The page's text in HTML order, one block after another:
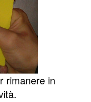
rimanere in